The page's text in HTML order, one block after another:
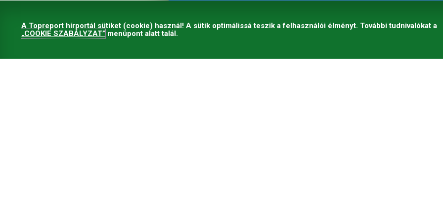
A Topreport hírportál sütiket (cookie) használ! A sütik optimálissá teszik a felhasználói élményt. További tudnivalókat a
„COOKIE SZABÁLYZAT”menüpont alatt talál.